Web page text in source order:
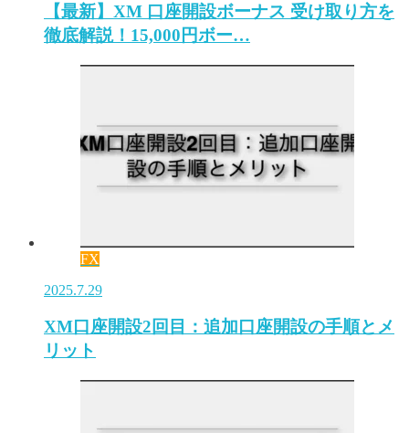
【最新】XM 口座開設ボーナス 受け取り方を
徹底解説！15,000円ボー…
FX
2025.7.29
XM口座開設2回目：追加口座開設の手順とメ
リット